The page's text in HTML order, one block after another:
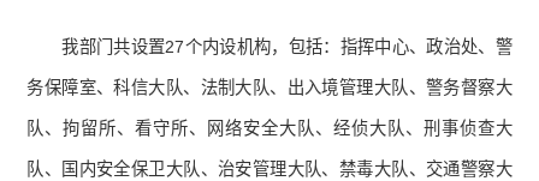
我部门共设置27个内设机构，包括：指挥中心、政治处、警
务保障室、科信大队、法制大队、出入境管理大队、警务督察大
队、拘留所、看守所、网络安全大队、经侦大队、刑事侦查大
队、国内安全保卫大队、治安管理大队、禁毒大队、交通警察大